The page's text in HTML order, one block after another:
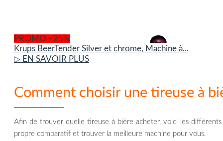
PROMO - 25%
Krups BeerTender Silver et chrome, Machine à...
▷ EN SAVOIR PLUS
Comment choisir une tireuse à
Afin de trouver quelle tireuse à bière acheter, voici les
propre comparatif et trouver la meilleure machine pour vous.